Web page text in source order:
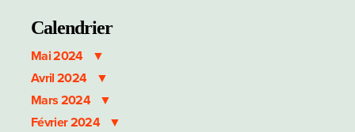
Calendrier
Mai 2024
Avril 2024
Mars 2024
Février 2024